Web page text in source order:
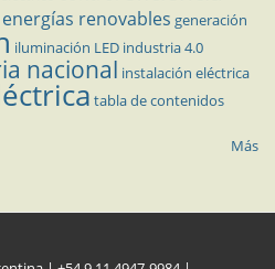
energías renovables generación
iluminación LED industria 4.0
nacional instalación eléctrica
tabla de contenidos
Más